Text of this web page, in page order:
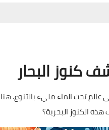
كنوز البحار
تحت الماء مليء بالتنوع.
الكنوز البحرية؟